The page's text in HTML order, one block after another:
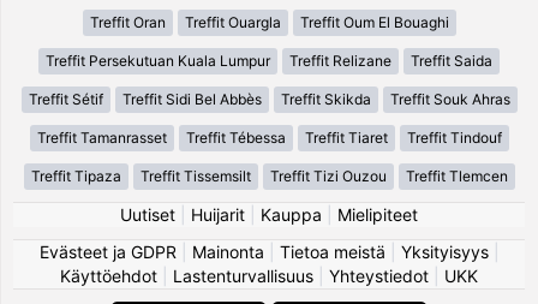
Treffit Oran Treffit Ouargla Treffit Oum El Bouaghi
Treffit Persekutuan Kuala Lumpur Treffit Relizane Treffit Saida
Treffit Sétif Treffit Sidi Bel Abbès Treffit Skikda Treffit Souk Ahras
Treffit Tamanrasset Treffit Tébessa Treffit Tiaret Treffit Tindouf
Treffit Tipaza Treffit Tissemsilt Treffit Tizi Ouzou Treffit Tlemcen
Uutiset Huijarit Kauppa
Mielipiteet
Evästeet ja GDPR
Mainonta Tietoa meistä Yksityisyys|
Käyttöehdot
Lastenturvallisuus Yhteystiedot UKK